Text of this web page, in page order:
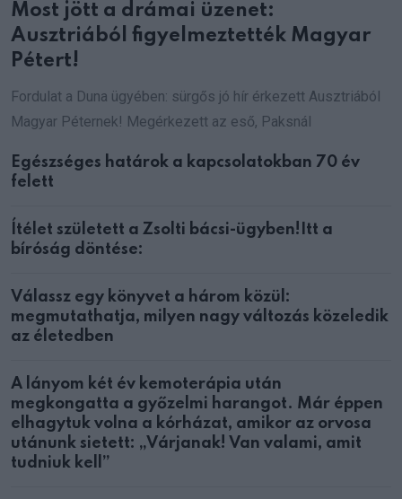
Most jött a drámai üzenet:
Ausztriából figyelmeztették Magyar
Pétert!
Fordulat a Duna ügyében: sürgős jó hír érkezett Ausztriából
Magyar Péternek! Megérkezett az eső, Paksnál
Egészséges határok a kapcsolatokban 70 év
felett
Ítélet született a Zsolti bácsi-ügyben!Itt a
bíróság döntése:
Válassz egy könyvet a három közül:
megmutathatja, milyen nagy változás közeledik
az életedben
A lányom két év kemoterápia után
megkongatta a győzelmi harangot. Már éppen
elhagytuk volna a kórházat, amikor az orvosa
utánunk sietett: „Várjanak! Van valami, amit
tudniuk kell”